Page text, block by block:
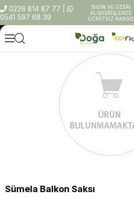
0226 814 87 77
0541 597 68 39
1500₺ VE ÜZERİ
ALIŞVERİŞLERDE
ÜCRETSİZ KARGO
Sümela Balkon Saksı